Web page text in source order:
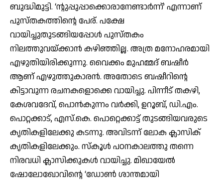
ബുദ്ധിമുട്ടി. ‘ന്റുപ്പുപ്പാക്കൊരാനേണ്ടാര്‍ന്ന്’ എന്നാണ്
പുസ്തകത്തിന്റെ പേര്. പക്ഷേ
വായിച്ചുതുടങ്ങിയപ്പോള്‍ പുസ്തകം
നിലത്തുവയ്ക്കാന്‍ കഴിഞ്ഞില്ല. അത്ര മനോഹരമായി
എഴുതിയിരിക്കുന്നു. വൈക്കം മുഹമ്മദ് ബഷീര്‍
ആണ് എഴുത്തുകാരന്‍. അതോടെ ബഷീറിന്റെ
കിട്ടാവുന്ന രചനകളൊക്കെ വായിച്ചു. പിന്നീട് തകഴി,
കേശവദേവ്, പൊന്‍കുന്നം വര്‍ക്കി, ഉറൂബ്, ഡി.എം.
പൊറ്റക്കാട്, എസ്.കെ. പൊറ്റെക്കാട്ട് തുടങ്ങിയവരുടെ
കൃതികളിലേക്കു കടന്നു. അവിടന്ന് ലോക ക്ലാസിക്
കൃതികളിലേക്കും. സ്‌കൂള്‍ പഠനകാലത്തു തന്നെ
നിരവധി ക്ലാസിക്കുകള്‍ വായിച്ചു. മിഖായേല്‍
ഷോലോഖോവിന്റെ ‘ഡോണ്‍ ശാന്തമായി